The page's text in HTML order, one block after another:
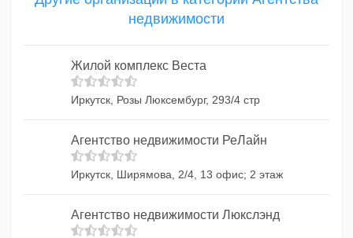
недвижимости
Жилой комплекс Веста
Иркутск, Розы Люксембург, 293/4 стр
Агентство недвижимости РеЛайн
Иркутск, Ширямова, 2/4, 13 офис; 2 этаж
Агентство недвижимости Люкслэнд